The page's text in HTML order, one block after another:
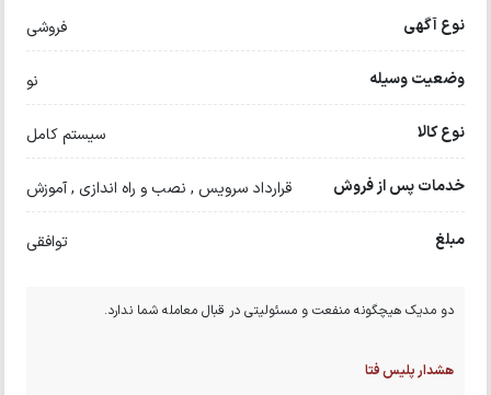
نوع آگهی فروشی
وضعیت وسیله نو
نوع کالا سیستم کامل
خدمات پس از فروش قرارداد سرویس , نصب و راه اندازی , آموزش
مبلغ توافقی
دو مدیک هیچگونه منفعت و مسئولیتی در قبال معامله شما ندارد.
هشدار پلیس فتا